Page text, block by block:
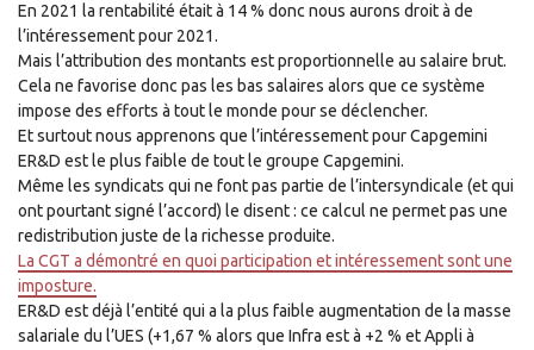
En 2021 la rentabilité était à 14 % donc nous aurons droit à de
l’intéressement pour 2021.
Mais l’attribution des montants est proportionnelle au salaire brut.
Cela ne favorise donc pas les bas salaires alors que ce système
impose des efforts à tout le monde pour se déclencher.
Et surtout nous apprenons que l’intéressement pour Capgemini
ER&D est le plus faible de tout le groupe Capgemini.
Même les syndicats qui ne font pas partie de l’intersyndicale (et qui
ont pourtant signé l’accord) le disent : ce calcul ne permet pas une
redistribution juste de la richesse produite.
La CGT a démontré en quoi participation et intéressement sont une
imposture.
ER&D est déjà l’entité qui a la plus faible augmentation de la masse
salariale du l’UES (+1,67 % alors que Infra est à +2 % et Appli à